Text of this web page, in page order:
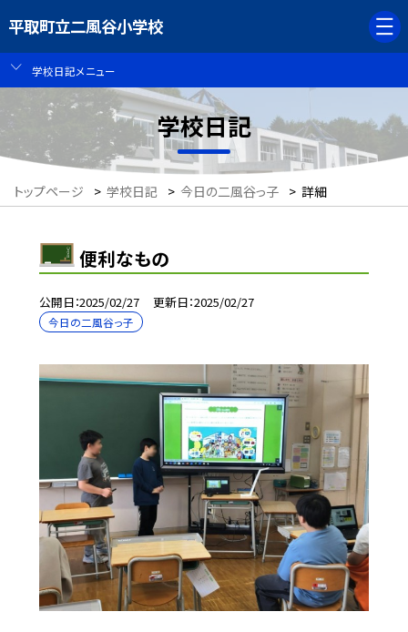
平取町立二風谷小学校
学校日記メニュー
学校日記
トップページ > 学校日記 > 今日の二風谷っ子 > 詳細
便利なもの
公開日 2025/02/27 更新日 2025/02/27
今日の二風谷っ子